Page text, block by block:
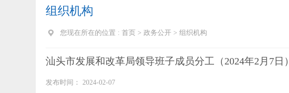
组织机构
您现在所在的位置 : 首页 > 政务公开 > 组织机构
汕头市发展和改革局领导班子成员分工（2024年2月7日）
发布时间： 2024-02-07